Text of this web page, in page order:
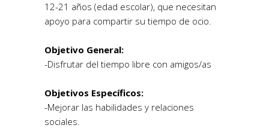
12-21 años (edad escolar), que necesitan
apoyo para compartir su tiempo de ocio.
Objetivo General:
-Disfrutar del tiempo libre con amigos/as
Objetivos Específicos:
-Mejorar las habilidades y relaciones
sociales.